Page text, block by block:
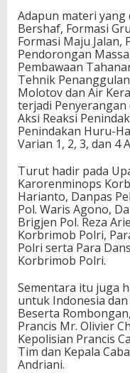
Adapun materi yang
Bershaf, Formasi
Formasi Maju Jalan,
Pendorongan
Pembawaan
Tehnik
Molotov dan Air
terjadi Penyerangan
Aksi Reaksi
Penindakan Huru-
Varian 1, 2, 3, dan 4
Turut hadir pada
Karorenminops
Harianto, Danpas
Pol. Waris Agono,
Brigjen Pol. Reza
Korbrimob Polri,
Polri serta Para
Korbrimob Polri.
Sementara itu juga
untuk Indonesia
Beserta
Prancis Mr. Olivier
Kepolisian Prancis
Tim dan Kepala
Andriani.